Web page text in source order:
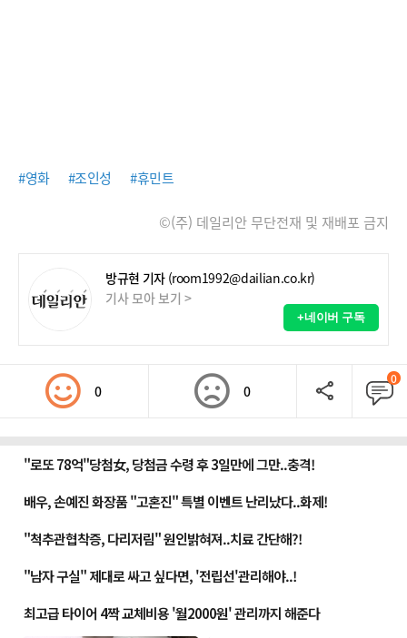
#영화 #조인성 #휴민트
©(주) 데일리안 무단전재 및 재배포 금지
방규현 기자 (room1992@dailian.co.kr)
기사 모아 보기 >
+네이버 구독
0 0
0